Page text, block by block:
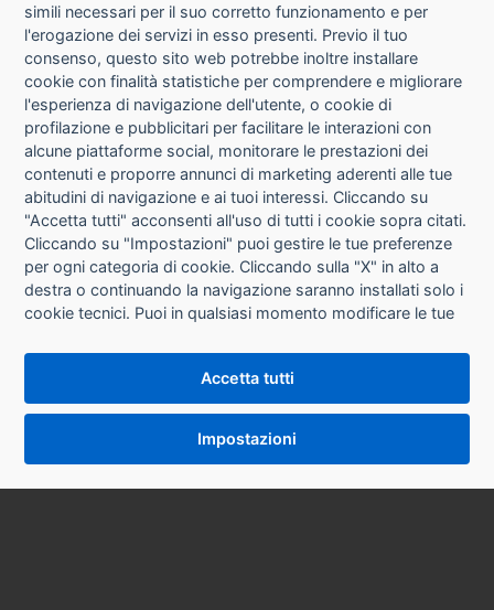
CHI SIAMO
CONTATTI
CONDIZIONI DI VENDITA
RICHIESTA RECESSO
PRIVACY
simili necessari per il suo corretto funzionamento e per
l'erogazione dei servizi in esso presenti. Previo il tuo
consenso, questo sito web potrebbe inoltre installare
cookie con finalità statistiche per comprendere e migliorare
l'esperienza di navigazione dell'utente, o cookie di
profilazione e pubblicitari per facilitare le interazioni con
alcune piattaforme social, monitorare le prestazioni dei
contenuti e proporre annunci di marketing aderenti alle tue
abitudini di navigazione e ai tuoi interessi. Cliccando su
"Accetta tutti" acconsenti all'uso di tutti i cookie sopra citati.
Cliccando su "Impostazioni" puoi gestire le tue preferenze
per ogni categoria di cookie. Cliccando sulla "X" in alto a
destra o continuando la navigazione saranno installati solo i
cookie tecnici. Puoi in qualsiasi momento modificare le tue
che si trova in fondo alle pagine del sito. Per maggiori
informazioni consulta la nostraInformativa sui cookie
Accetta tutti
Impostazioni